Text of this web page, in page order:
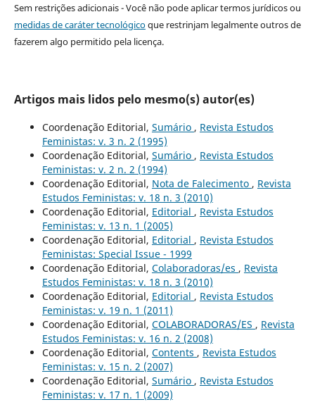
Sem restrições adicionais - Você não pode aplicar termos jurídicos ou
medidas de caráter tecnológicoque restrinjam legalmente outros de
fazerem algo permitido pela licença.
Artigos mais lidos pelo mesmo(s) autor(es)
Coordenação Editorial, Sumário , Revista Estudos
Feministas: v. 3 n. 2 (1995)
Coordenação Editorial, Sumário , Revista Estudos
Feministas: v. 2 n. 2 (1994)
Coordenação Editorial, Nota de Falecimento , Revista
Estudos Feministas: v. 18 n. 3 (2010)
Coordenação Editorial, Editorial , Revista Estudos
Feministas: v. 13 n. 1 (2005)
Coordenação Editorial, Editorial , Revista Estudos
Feministas: Special Issue - 1999
Coordenação Editorial, Colaboradoras/es , Revista
Estudos Feministas: v. 18 n. 3 (2010)
Coordenação Editorial, Editorial , Revista Estudos
Feministas: v. 19 n. 1 (2011)
Coordenação Editorial, COLABORADORAS/ES , Revista
Estudos Feministas: v. 16 n. 2 (2008)
Coordenação Editorial, Contents , Revista Estudos
Feministas: v. 15 n. 2 (2007)
Coordenação Editorial, Sumário , Revista Estudos
Feministas: v. 17 n. 1 (2009)